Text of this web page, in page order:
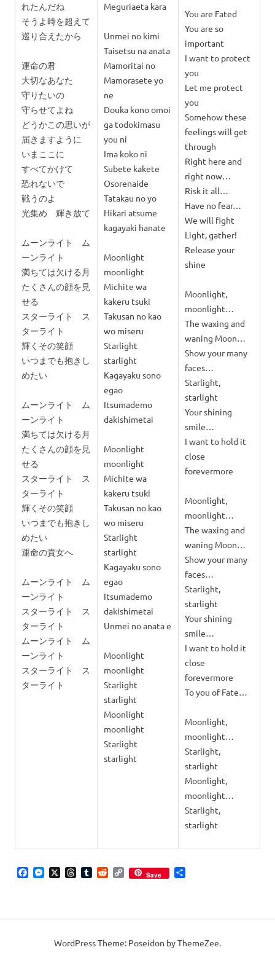
れたんだね
そうよ時を超えて
巡り合えたから
運命の君
大切なあなた
守りたいの
守らせてよね
どうかこの思いが
届きますように
いまここに
すべてかけて
恐れないで
戦うのよ
光集め 輝き放て
ムーンライト ム
ーンライト
満ちては欠ける月
たくさんの顔を見
せる
スターライト ス
ターライト
輝くその笑顔
いつまでも抱きし
めたい
ムーンライト ム
ーンライト
満ちては欠ける月
たくさんの顔を見
せる
スターライト ス
ターライト
輝くその笑顔
いつまでも抱きし
めたい
運命の貴女へ
ムーンライト ム
ーンライト
スターライト ス
ターライト
ムーンライト ム
ーンライト
スターライト ス
ターライト
Meguriaeta kara
Unmei no kimi
Taisetsu na anata
Mamoritai no
Mamorasete yo
ne
Douka kono omoi
ga todokimasu
you ni
Ima koko ni
Subete kakete
Osorenaide
Tatakau no yo
Hikari atsume
kagayaki hanate
Moonlight
moonlight
Michite wa
kakeru tsuki
Takusan no kao
wo miseru
Starlight
starlight
Kagayaku sono
egao
Itsumademo
dakishimetai
Moonlight
moonlight
Michite wa
kakeru tsuki
Takusan no kao
wo miseru
Starlight
starlight
Kagayaku sono
egao
Itsumademo
dakishimetai
Unmei no anata e
Moonlight
moonlight
Starlight
starlight
Moonlight
moonlight
Starlight
starlight
You are Fated
You are so
important
I want to protect
you
Let me protect
you
Somehow these
feelings will get
through
Right here and
right now…
Risk it all…
Have no fear…
We will fight
Light, gather!
Release your
shine
Moonlight,
moonlight…
The waxing and
waning Moon…
Show your many
faces…
Starlight,
starlight
Your shining
smile…
I want to hold it
close
forevermore
Moonlight,
moonlight…
The waxing and
waning Moon…
Show your many
faces…
Starlight,
starlight
Your shining
smile…
I want to hold it
close
forevermore
To you of Fate…
Moonlight,
moonlight…
Starlight,
starlight
Moonlight,
moonlight…
Starlight,
starlight
Facebook
Messenger
X ThreadsTumblrReddit
Copy Save
WordPress Theme: Poseidon by ThemeZee.